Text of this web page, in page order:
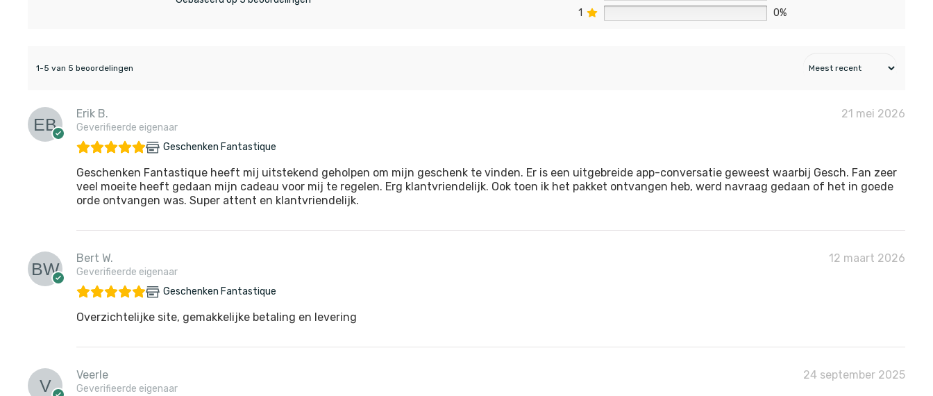
1
0%
1-5 van 5 beoordelingen
Erik B.
Geverifieerde eigenaar
21 mei 2026
Geschenken Fantastique
Geschenken Fantastique heeft mij uitstekend geholpen om mijn geschenk te vinden. Er is een uitgebreide app-conversatie geweest waarbij Gesch. Fan zeer
veel moeite heeft gedaan mijn cadeau voor mij te regelen. Erg klantvriendelijk. Ook toen ik het pakket ontvangen heb, werd navraag gedaan of het in goede
orde ontvangen was. Super attent en klantvriendelijk.
Bert W.
Geverifieerde eigenaar
12 maart 2026
Geschenken Fantastique
Overzichtelijke site, gemakkelijke betaling en levering
Veerle
Geverifieerde eigenaar
24 september 2025